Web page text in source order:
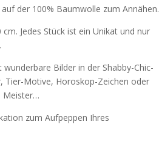
der 100% Baumwolle zum Annähen.
cm. Jedes Stück ist ein Unikat und nur
wunderbare Bilder in der Shabby-Chic-
Tier-Motive, Horoskop-Zeichen oder
Meister…
zum Aufpeppen Ihres